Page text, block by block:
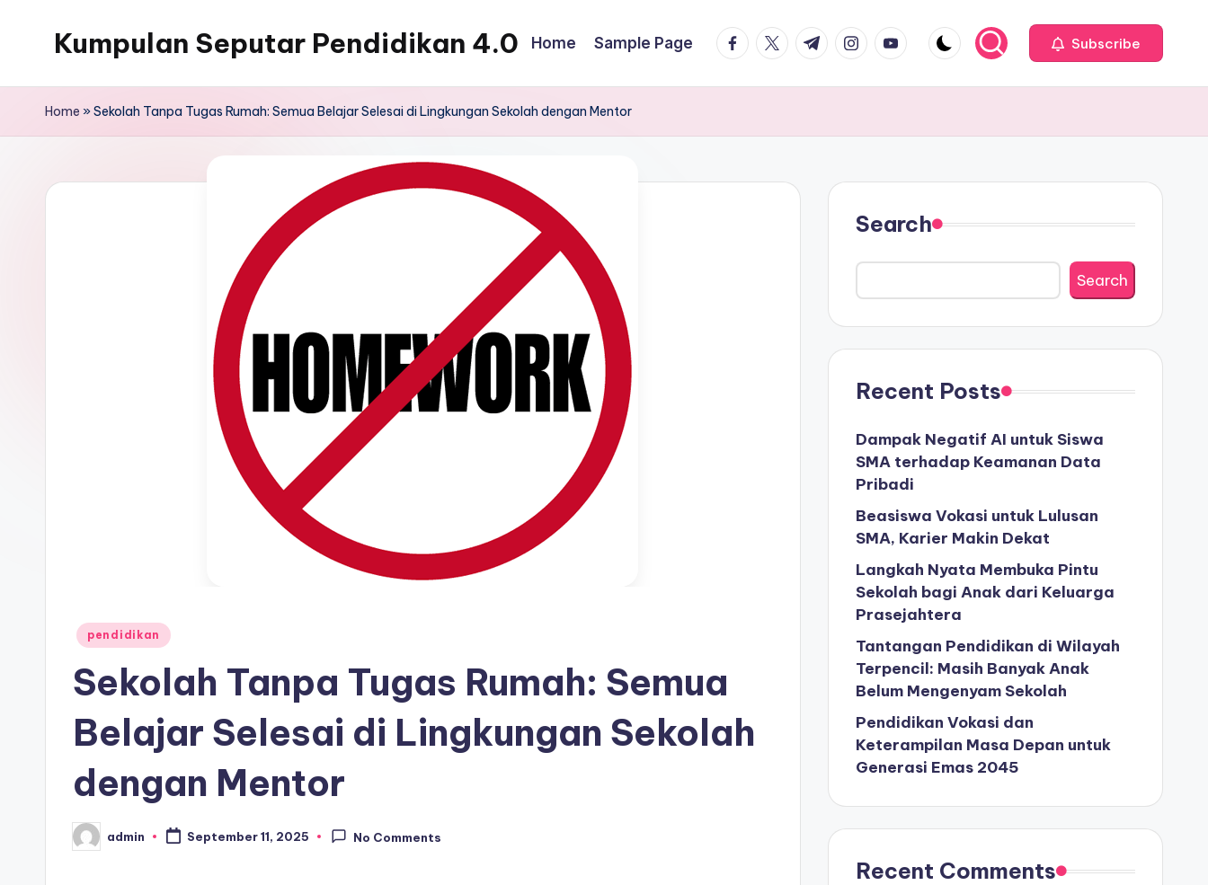
Kumpulan Seputar Pendidikan 4.0 Home Sample Page facebook.com
twitter.com
t.me instagram.com
youtube.com Subscribe
Home »Sekolah Tanpa Tugas Rumah: Semua Belajar Selesai di Lingkungan Sekolah dengan Mentor
Posted
pendidikan
Sekolah Tanpa Tugas Rumah: Semua
Belajar Selesai di Lingkungan Sekolah
dengan Mentor
Posted
by
admin September 11, 2025 No Comments
Search
Search
Recent Posts
Dampak Negatif AI untuk Siswa
SMA terhadap Keamanan Data
Pribadi
Beasiswa Vokasi untuk Lulusan
SMA, Karier Makin Dekat
Langkah Nyata Membuka Pintu
Sekolah bagi Anak dari Keluarga
Prasejahtera
Tantangan Pendidikan di Wilayah
Terpencil: Masih Banyak Anak
Belum Mengenyam Sekolah
Pendidikan Vokasi dan
Keterampilan Masa Depan untuk
Generasi Emas 2045
Recent Comments